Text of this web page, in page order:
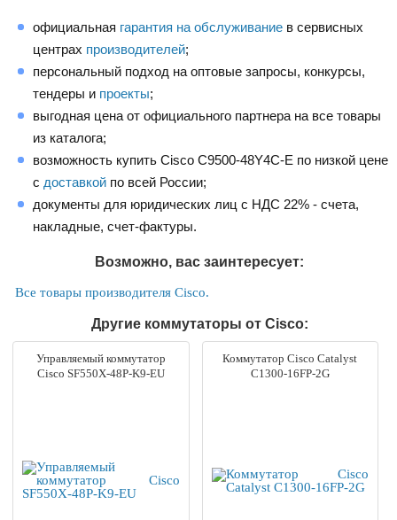
официальная гарантия на обслуживание в сервисных
центрах производителей;
персональный подход на оптовые запросы, конкурсы,
тендеры и проекты;
выгодная цена от официального партнера на все товары
из каталога;
возможность купить Cisco C9500-48Y4C-E по низкой цене
с доставкой по всей России;
документы для юридических лиц с НДС 22% - счета,
накладные, счет-фактуры.
Возможно, вас заинтересует:
Все товары производителя Cisco.
Другие коммутаторы от Cisco:
Управляемый коммутатор
Cisco SF550X-48P-K9-EU
Коммутатор Cisco Catalyst
C1300-16FP-2G